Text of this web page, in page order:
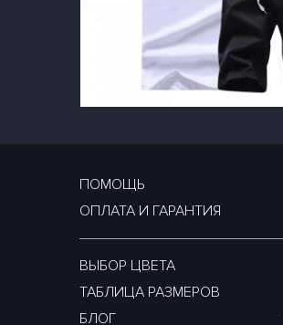
ПОМОЩЬ
ОПЛАТА И ГАРАНТИЯ
ВЫБОР ЦВЕТА
ТАБЛИЦА РАЗМЕРОВ
БЛОГ